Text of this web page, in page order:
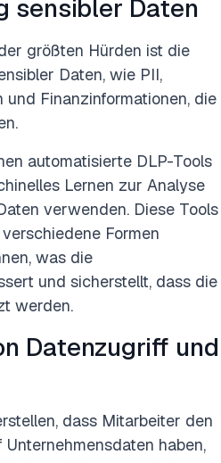
sensibler Daten
größten Hürden ist die
Daten, wie PII,
Finanzinformationen, die
automatisierte DLP-Tools
Lernen zur Analyse
verwenden. Diese Tools
Formen
was die
und sicherstellt, dass die
werden.
Datenzugriff und
dass Mitarbeiter den
haben,